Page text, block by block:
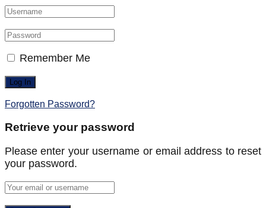
Remember Me
Forgotten Password?
Retrieve your password
Please enter your username or email address to reset
your password.